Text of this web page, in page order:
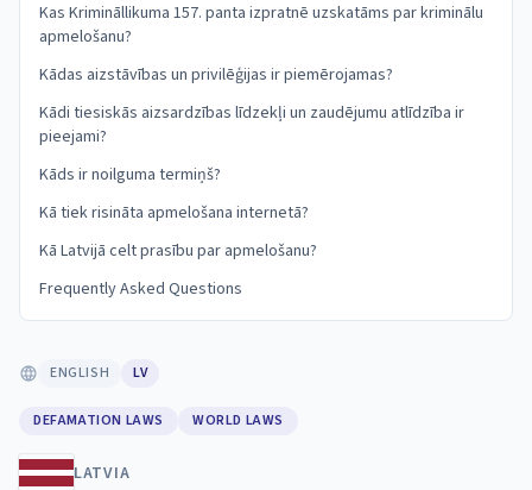
Kas Krimināllikuma 157. panta izpratnē uzskatāms par kriminālu
apmelošanu?
Kādas aizstāvības un privilēģijas ir piemērojamas?
Kādi tiesiskās aizsardzības līdzekļi un zaudējumu atlīdzība ir
pieejami?
Kāds ir noilguma termiņš?
Kā tiek risināta apmelošana internetā?
Kā Latvijā celt prasību par apmelošanu?
Frequently Asked Questions
ENGLISH LV
DEFAMATION LAWS WORLD LAWS
LATVIA